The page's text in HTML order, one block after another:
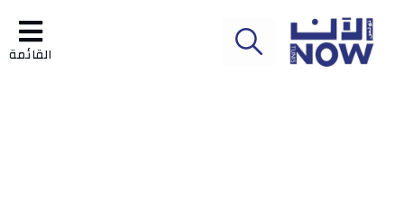
القائمة